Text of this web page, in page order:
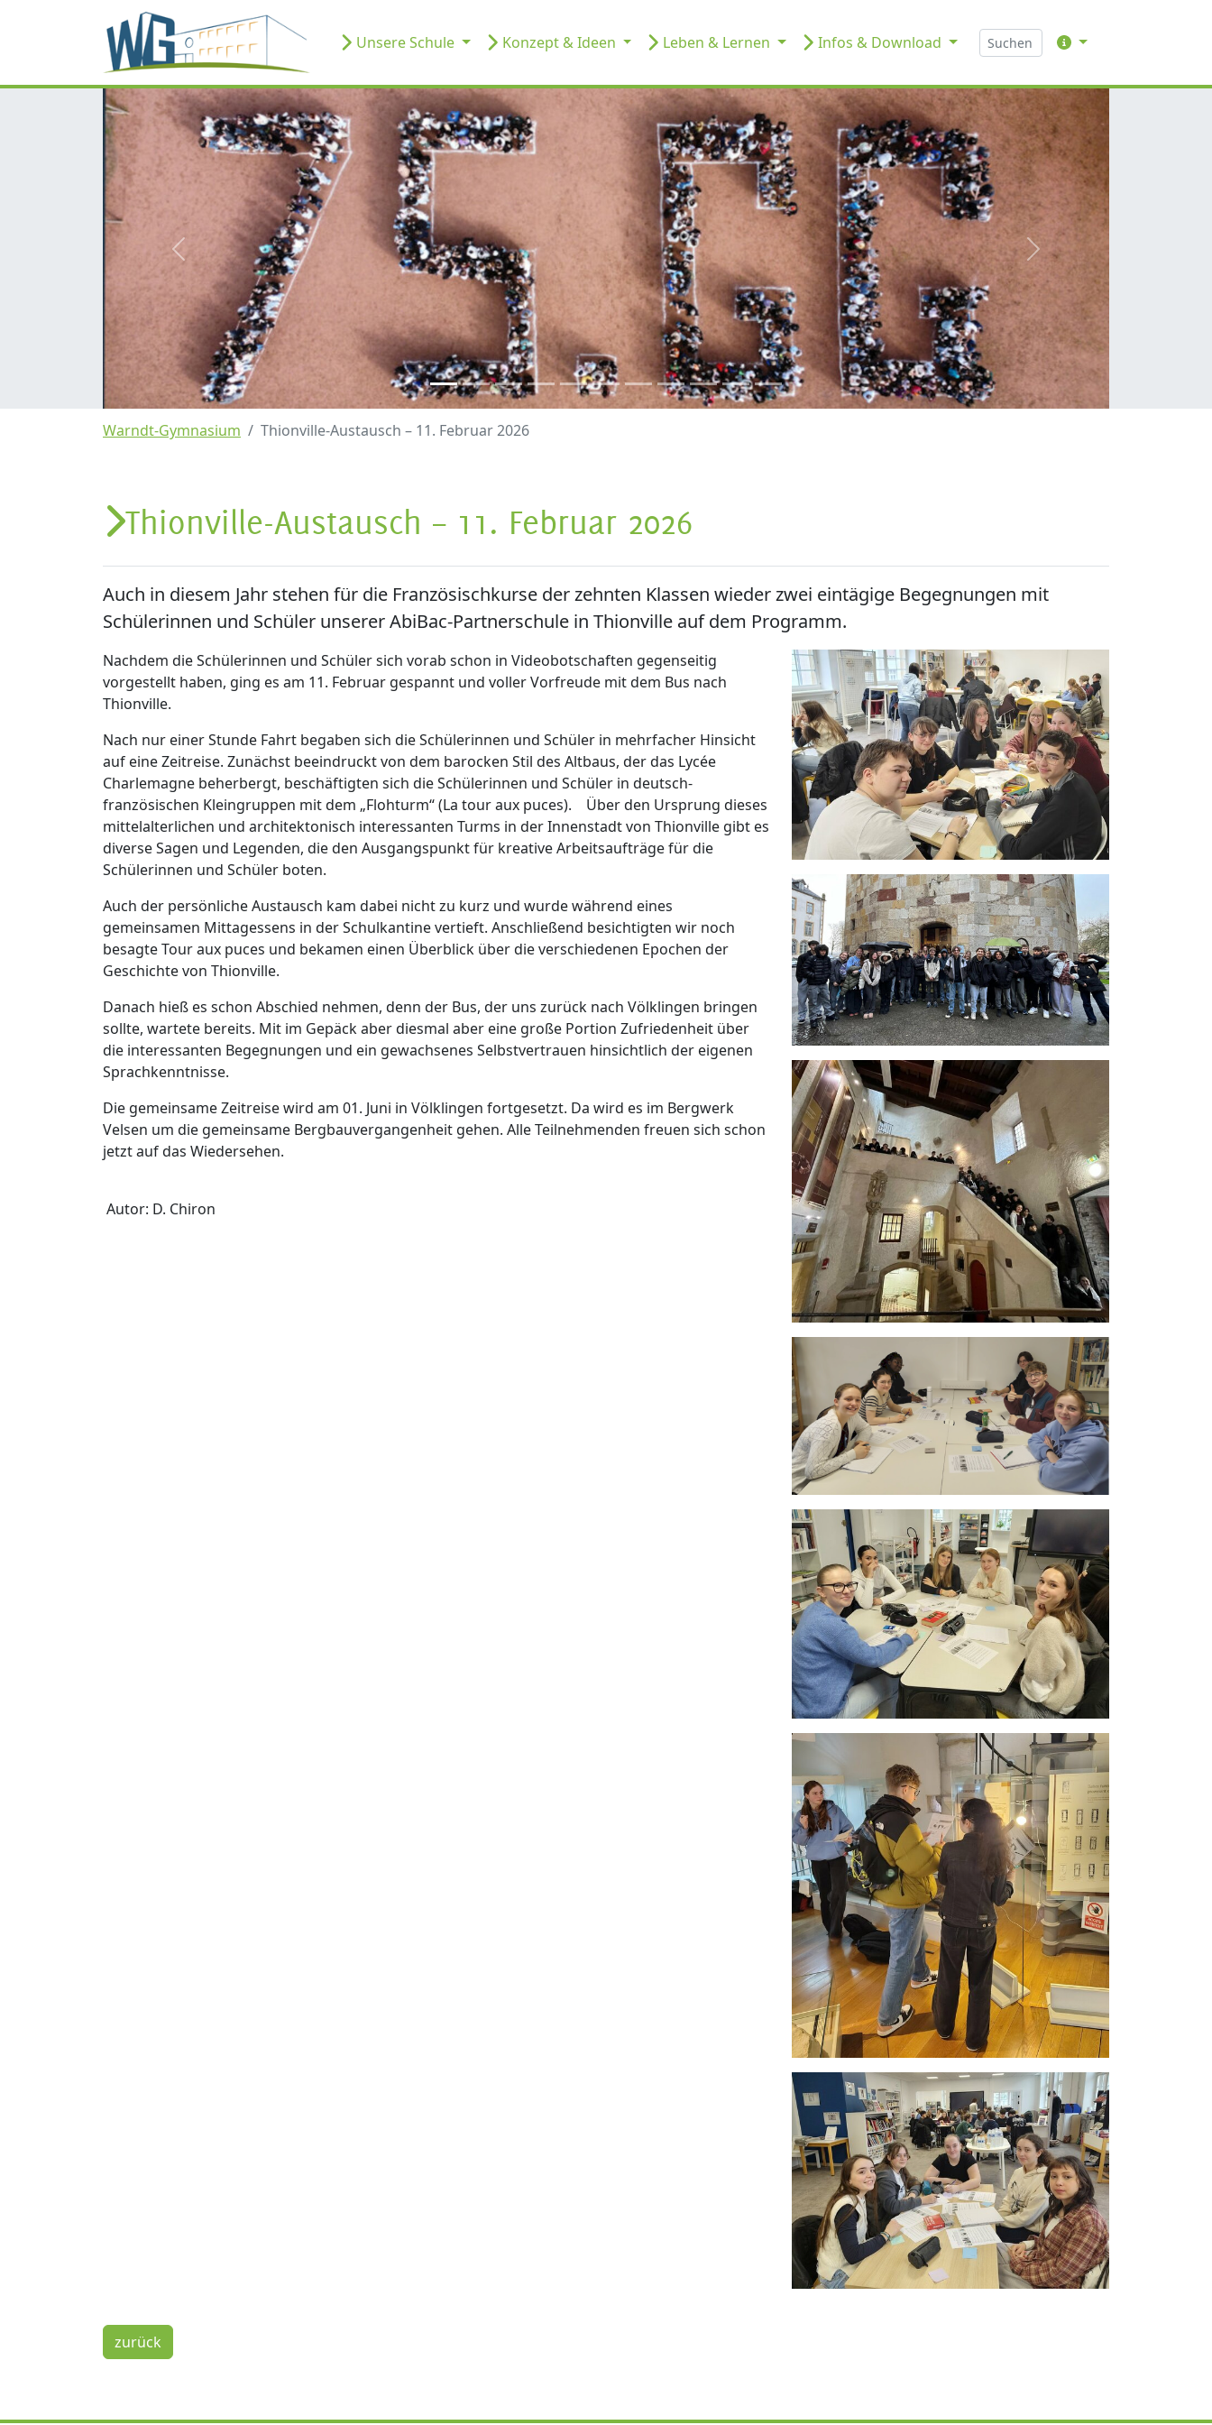
Unsere Schule Konzept & Ideen Leben & Lernen Infos & Download
zurück weiter
Warndt-Gymnasium Thionville-Austausch – 11. Februar 2026
Thionville-Austausch – 11. Februar 2026
Auch in diesem Jahr stehen für die Französischkurse der zehnten Klassen wieder zwei eintägige Begegnungen mit
Schülerinnen und Schüler unserer AbiBac-Partnerschule in Thionville auf dem Programm.
Nachdem die Schülerinnen und Schüler sich vorab schon in Videobotschaften gegenseitig
vorgestellt haben, ging es am 11. Februar gespannt und voller Vorfreude mit dem Bus nach
Thionville.
Nach nur einer Stunde Fahrt begaben sich die Schülerinnen und Schüler in mehrfacher Hinsicht
auf eine Zeitreise. Zunächst beeindruckt von dem barocken Stil des Altbaus, der das Lycée
Charlemagne beherbergt, beschäftigten sich die Schülerinnen und Schüler in deutsch-
französischen Kleingruppen mit dem „Flohturm“ (La tour aux puces). Über den Ursprung dieses
mittelalterlichen und architektonisch interessanten Turms in der Innenstadt von Thionville gibt es
diverse Sagen und Legenden, die den Ausgangspunkt für kreative Arbeitsaufträge für die
Schülerinnen und Schüler boten.
Auch der persönliche Austausch kam dabei nicht zu kurz und wurde während eines
gemeinsamen Mittagessens in der Schulkantine vertieft. Anschließend besichtigten wir noch
besagte Tour aux puces und bekamen einen Überblick über die verschiedenen Epochen der
Geschichte von Thionville.
Danach hieß es schon Abschied nehmen, denn der Bus, der uns zurück nach Völklingen bringen
sollte, wartete bereits. Mit im Gepäck aber diesmal aber eine große Portion Zufriedenheit über
die interessanten Begegnungen und ein gewachsenes Selbstvertrauen hinsichtlich der eigenen
Sprachkenntnisse.
Die gemeinsame Zeitreise wird am 01. Juni in Völklingen fortgesetzt. Da wird es im Bergwerk
Velsen um die gemeinsame Bergbauvergangenheit gehen. Alle Teilnehmenden freuen sich schon
jetzt auf das Wiedersehen.
Autor: D. Chiron
zurück